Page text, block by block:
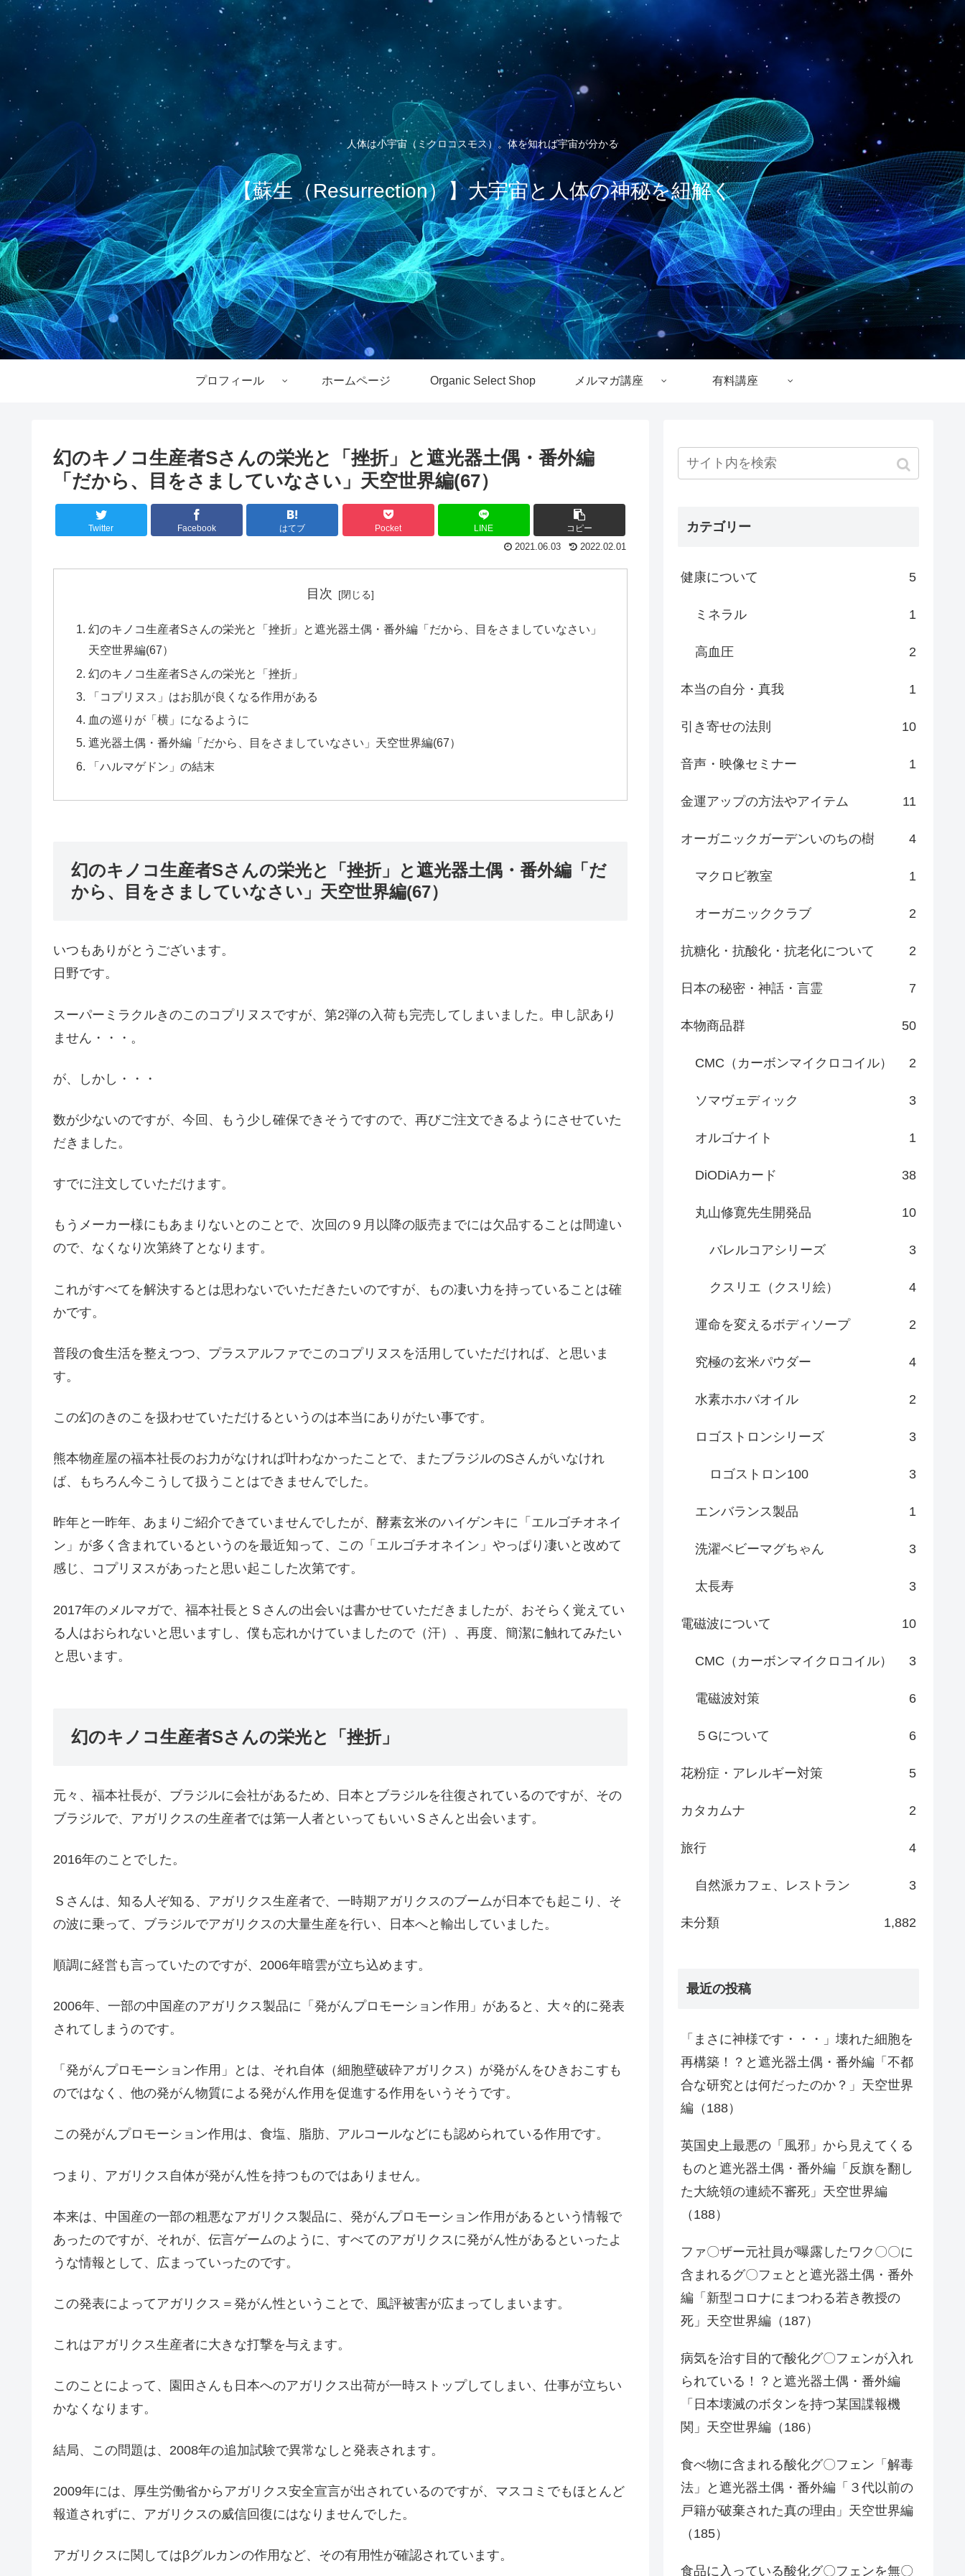
人体は小宇宙（ミクロコスモス）。体を知れば宇宙が分かる
【蘇生（Resurrection）】大宇宙と人体の神秘を紐解く
プロフィール ホームページ Organic Select Shop メルマガ講座 有料講座
幻のキノコ生産者Sさんの栄光と「挫折」と遮光器土偶・番外編
「だから、目をさましていなさい」天空世界編(67）
Twitter Facebook はてブ Pocket LINE
コピー
2022.02.01
2021.06.03
目次
幻のキノコ生産者Sさんの栄光と「挫折」と遮光器土偶・番外編「だから、目をさましていなさい」
天空世界編(67）
幻のキノコ生産者Sさんの栄光と「挫折」
「コプリヌス」はお肌が良くなる作用がある
血の巡りが「横」になるように
遮光器土偶・番外編「だから、目をさましていなさい」天空世界編(67）
「ハルマゲドン」の結末
幻のキノコ生産者Sさんの栄光と「挫折」と遮光器土偶・番外編「だ
から、目をさましていなさい」天空世界編(67）
いつもありがとうございます。
日野です。
スーパーミラクルきのこのコプリヌスですが、第2弾の入荷も完売してしまいました。申し訳あり
ません・・・。
が、しかし・・・
数が少ないのですが、今回、もう少し確保できそうですので、再びご注文できるようにさせていた
だきました。
すでに注文していただけます。
もうメーカー様にもあまりないとのことで、次回の９月以降の販売までには欠品することは間違い
ので、なくなり次第終了となります。
これがすべてを解決するとは思わないでいただきたいのですが、もの凄い力を持っていることは確
かです。
普段の食生活を整えつつ、プラスアルファでこのコプリヌスを活用していただければ、と思いま
す。
この幻のきのこを扱わせていただけるというのは本当にありがたい事です。
熊本物産屋の福本社長のお力がなければ叶わなかったことで、またブラジルのSさんがいなけれ
ば、もちろん今こうして扱うことはできませんでした。
昨年と一昨年、あまりご紹介できていませんでしたが、酵素玄米のハイゲンキに「エルゴチオネイ
ン」が多く含まれているというのを最近知って、この「エルゴチオネイン」やっぱり凄いと改めて
感じ、コプリヌスがあったと思い起こした次第です。
2017年のメルマガで、福本社長とＳさんの出会いは書かせていただきましたが、おそらく覚えてい
る人はおられないと思いますし、僕も忘れかけていましたので（汗）、再度、簡潔に触れてみたい
と思います。
幻のキノコ生産者Sさんの栄光と「挫折」
元々、福本社長が、ブラジルに会社があるため、日本とブラジルを往復されているのですが、その
ブラジルで、アガリクスの生産者では第一人者といってもいいＳさんと出会います。
2016年のことでした。
Ｓさんは、知る人ぞ知る、アガリクス生産者で、一時期アガリクスのブームが日本でも起こり、そ
の波に乗って、ブラジルでアガリクスの大量生産を行い、日本へと輸出していました。
順調に経営も言っていたのですが、2006年暗雲が立ち込めます。
2006年、一部の中国産のアガリクス製品に「発がんプロモーション作用」があると、大々的に発表
されてしまうのです。
「発がんプロモーション作用」とは、それ自体（細胞壁破砕アガリクス）が発がんをひきおこすも
のではなく、他の発がん物質による発がん作用を促進する作用をいうそうです。
この発がんプロモーション作用は、食塩、脂肪、アルコールなどにも認められている作用です。
つまり、アガリクス自体が発がん性を持つものではありません。
本来は、中国産の一部の粗悪なアガリクス製品に、発がんプロモーション作用があるという情報で
あったのですが、それが、伝言ゲームのように、すべてのアガリクスに発がん性があるといったよ
うな情報として、広まっていったのです。
この発表によってアガリクス＝発がん性ということで、風評被害が広まってしまいます。
これはアガリクス生産者に大きな打撃を与えます。
このことによって、園田さんも日本へのアガリクス出荷が一時ストップしてしまい、仕事が立ちい
かなくなります。
結局、この問題は、2008年の追加試験で異常なしと発表されます。
2009年には、厚生労働省からアガリクス安全宣言が出されているのですが、マスコミでもほとんど
報道されずに、アガリクスの威信回復にはなりませんでした。
アガリクスに関してはβグルカンの作用など、その有用性が確認されています。
カテゴリー
健康について 5
ミネラル 1
高血圧 2
本当の自分・真我 1
引き寄せの法則 10
音声・映像セミナー 1
金運アップの方法やアイテム 11
オーガニックガーデンいのちの樹 4
マクロビ教室 1
オーガニッククラブ 2
抗糖化・抗酸化・抗老化について 2
日本の秘密・神話・言霊 7
本物商品群 50
CMC（カーボンマイクロコイル） 2
ソマヴェディック 3
オルゴナイト 1
DiODiAカード 38
丸山修寛先生開発品 10
バレルコアシリーズ 3
クスリエ（クスリ絵） 4
運命を変えるボディソープ 2
究極の玄米パウダー 4
水素ホホバオイル 2
ロゴストロンシリーズ 3
ロゴストロン100 3
エンバランス製品 1
洗濯ベビーマグちゃん 3
太長寿 3
電磁波について 10
CMC（カーボンマイクロコイル） 3
電磁波対策 6
５Gについて 6
花粉症・アレルギー対策 5
カタカムナ 2
旅行 4
自然派カフェ、レストラン 3
未分類 1,882
最近の投稿
「まさに神様です・・・」壊れた細胞を
再構築！？と遮光器土偶・番外編「不都
合な研究とは何だったのか？」天空世界
編（188）
英国史上最悪の「風邪」から見えてくる
ものと遮光器土偶・番外編「反旗を翻し
た大統領の連続不審死」天空世界編
（188）
ファ〇ザー元社員が曝露したワク〇〇に
含まれるグ〇フェとと遮光器土偶・番外
編「新型コロナにまつわる若き教授の
死」天空世界編（187）
病気を治す目的で酸化グ〇フェンが入れ
られている！？と遮光器土偶・番外編
「日本壊滅のボタンを持つ某国諜報機
関」天空世界編（186）
食べ物に含まれる酸化グ〇フェン「解毒
法」と遮光器土偶・番外編「３代以前の
戸籍が破棄された真の理由」天空世界編
（185）
食品に入っている酸化グ〇フェンを無〇